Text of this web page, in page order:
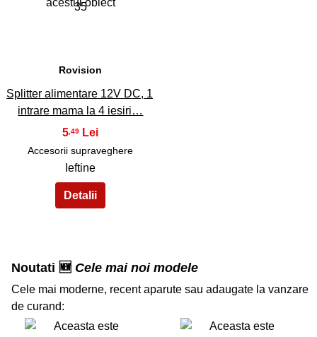
35
Rovision
Splitter alimentare 12V DC, 1
intrare mama la 4 iesiri…
5 ,49
Accesorii supraveghere
Ieftine
Noutati 🆕 Cele mai noi modele
Cele mai moderne, recent aparute sau adaugate la vanzare
de curand: